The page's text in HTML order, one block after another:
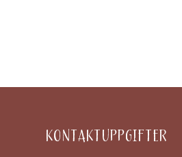
KONTAKTUPPGIFTER